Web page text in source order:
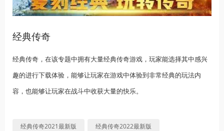
经典传奇
经典传奇，在该专题中拥有大量经典传奇游戏，玩家能选择其中感兴
趣的进行下载体验，能够让玩家在游戏中体验到非常经典的玩法内
容，也能够让玩家在战斗中收获大量的快乐。
经典传奇2021最新版 经典传奇2022最新版